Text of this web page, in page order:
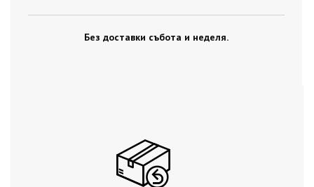
Без доставки събота и неделя.